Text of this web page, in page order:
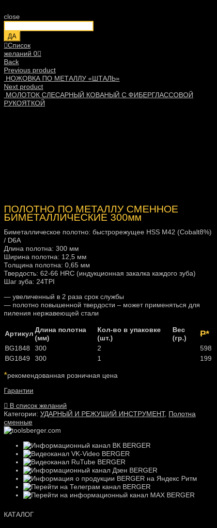
close
ДА
Список
желаний 0
Back
Previous product
НОЖОВКА ПО МЕТАЛЛУ «ШТАЛЬ»
Next product
МОЛОТОК СЛЕСАРНЫЙ КОВАНЫЙ С ФИБЕРГЛАССОВОЙ
РУКОЯТКОЙ
ПОЛОТНО ПО МЕТАЛЛУ СМЕННОЕ
БИМЕТАЛЛИЧЕСКИЕ 300мм
Биметаллическое полотно: быстрорежущее HSS M42 (Cobalt8%)
/ D6A
Длина полотна: 300 мм
Ширина полотна: 12,5 мм
Толщина полотна: 0,65 мм
Твердость: 62-66 HRC (индукционная закалка каждого зуба)
Шаг зуба: 24TPI
— увеличенный в 2 раза срок службы
— полотно повышенной твердости – может применяться для
пиления нержавеющей стали
Артикул Длина полотна
(мм)
Кол-во в упаковке
(шт.)
Вес
(гр.)
Р*
BG1848 300 2
598
BG1849
300 1 199
*рекомендованная розничная цена
Гарантии
В список желаний
Категории: УДАРНЫЙ И РЕЖУЩИЙ ИНСТРУМЕНТ, Полотна
сменные
КАТАЛОГ